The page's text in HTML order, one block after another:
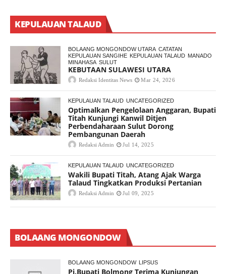
KEPULAUAN TALAUD
BOLAANG MONGONDOW UTARA CATATAN
KEPULAUAN SANGIHE KEPULAUAN TALAUD MANADO
MINAHASA SULUT
KEBUTAAN SULAWESI UTARA
Redaksi Identitas News Mar 24, 2026
KEPULAUAN TALAUD UNCATEGORIZED
Optimalkan Pengelolaan Anggaran, Bupati
Titah Kunjungi Kanwil Ditjen
Perbendaharaan Sulut Dorong
Pembangunan Daerah
Redaksi Admin Jul 14, 2025
KEPULAUAN TALAUD UNCATEGORIZED
Wakili Bupati Titah, Atang Ajak Warga
Talaud Tingkatkan Produksi Pertanian
Redaksi Admin Jul 09, 2025
BOLAANG MONGONDOW
BOLAANG MONGONDOW LIPSUS
Pj.Bupati Bolmong Terima Kunjungan